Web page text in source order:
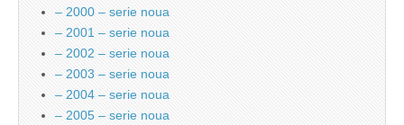
– 2000 – serie noua
– 2001 – serie noua
– 2002 – serie noua
– 2003 – serie noua
– 2004 – serie noua
– 2005 – serie noua